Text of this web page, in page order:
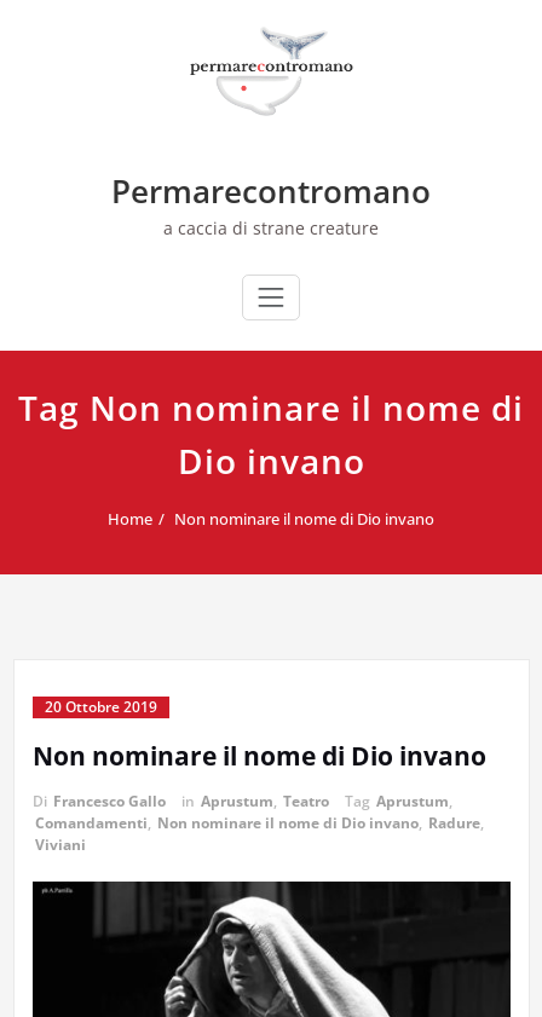
Permarecontromano
a caccia di strane creature
Tag Non nominare il nome di
Dio invano
Home Non nominare il nome di Dio invano
20 Ottobre 2019
Non nominare il nome di Dio invano
Di Francesco Gallo in Aprustum, Teatro Tag Aprustum,
Comandamenti, Non nominare il nome di Dio invano, Radure,
Viviani